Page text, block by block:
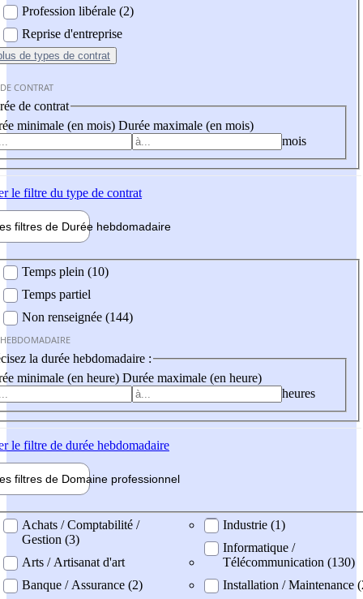
Profession libérale (2)
Reprise d'entreprise
de types de contrat
CONTRAT
de contrat
minimale (en mois) Durée maximale (en mois)
mois
le filtre du type de contrat
filtres de Durée hebdomadaire
Temps plein (10)
Temps partiel
Non renseignée (144)
la durée hebdomadaire :
minimale (en heure) Durée maximale (en heure)
heures
le filtre de durée hebdomadaire
filtres de Domaine professionnel
professionel
Achats / Comptabilité /
Gestion (3)
Arts / Artisanat d'art
Banque / Assurance (2)
Industrie (1)
Informatique /
Télécommunication (130)
Installation / Maintenance